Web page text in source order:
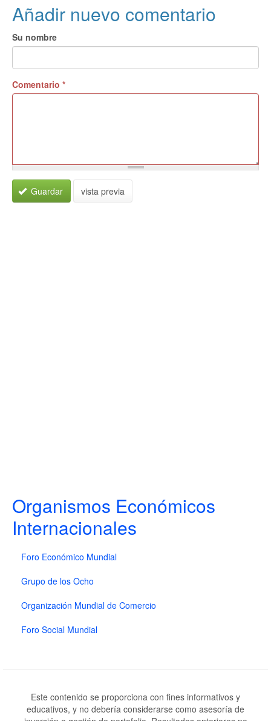
Añadir nuevo comentario
Su nombre
Comentario *
Guardar vista previa
Organismos Económicos
Internacionales
Foro Económico Mundial
Grupo de los Ocho
Organización Mundial de Comercio
Foro Social Mundial
Este contenido se proporciona con fines informativos y
educativos, y no debería considerarse como asesoría de